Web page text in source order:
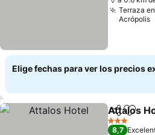
Terraza
Acrópolis
Elige fechas para ver los precios
Compartir
Attalos
3 Estrellas
8,7